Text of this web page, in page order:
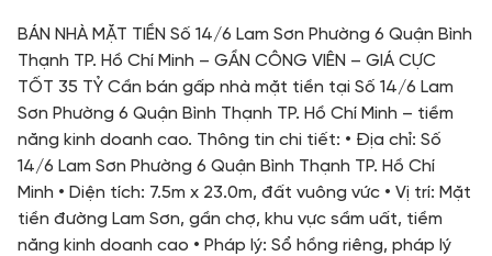
BÁN NHÀ MẶT TIỀN Số 14/6 Lam Sơn Phường 6 Quận Bình
Thạnh TP. Hồ Chí Minh – GẦN CÔNG VIÊN – GIÁ CỰC
TỐT 35 TỶ Cần bán gấp nhà mặt tiền tại Số 14/6 Lam
Sơn Phường 6 Quận Bình Thạnh TP. Hồ Chí Minh – tiềm
năng kinh doanh cao. Thông tin chi tiết: • Địa chỉ: Số
14/6 Lam Sơn Phường 6 Quận Bình Thạnh TP. Hồ Chí
Minh • Diện tích: 7.5m x 23.0m, đất vuông vức • Vị trí: Mặt
tiền đường Lam Sơn, gần chợ, khu vực sầm uất, tiềm
năng kinh doanh cao • Pháp lý: Sổ hồng riêng, pháp lý